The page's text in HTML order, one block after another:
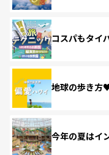
コスパもタイ
地球の歩き方
今年の夏はイ